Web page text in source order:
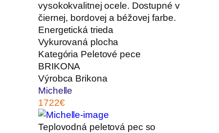
vysokokvalitnej ocele. Dostupné v
čiernej, bordovej a béžovej farbe.
Energetická trieda
Vykurovaná plocha
Kategória Peletové pece
BRIKONA
Výrobca Brikona
Michelle
1722€
Teplovodná peletová pec so